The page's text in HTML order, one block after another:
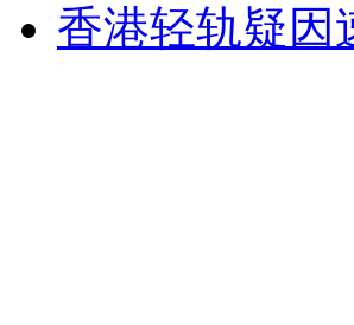
香港轻轨疑因